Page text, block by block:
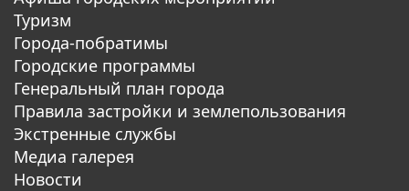
Туризм
Города-побратимы
Городские программы
Генеральный план города
Правила застройки и землепользования
Экстренные службы
Медиа галерея
Новости